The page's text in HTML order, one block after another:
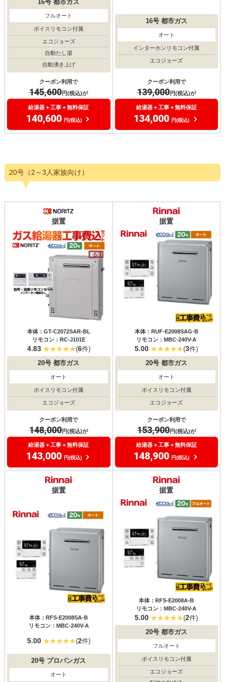
16号 都市ガス
フルオート
ボイスリモコン付属
エコジョーズ
自動たし湯
自動沸き上げ
クーポン利用で
145,600円(税込)が
給湯器＋工事＋無料保証
140,600 円(税込)
16号都市ガス
オート
インターホンリモコン付属
エコジョーズ
クーポン利用で
139,000円(税込)が
給湯器＋工事＋無料保証
134,000 円(税込)
20号（2～3人家族向け）
据置
本体：GT-C2072SAR-BL
リモコン：RC-J101E
4.83 (6件)
20号 都市ガス
オート
ボイスリモコン付属
エコジョーズ
クーポン利用で
148,000円(税込)が
給湯器＋工事＋無料保証
143,000 円(税込)
据置
本体：RUF-E2008SAG-B
リモコン：MBC-240V-A
5.00 (3件)
20号都市ガス
オート
ボイスリモコン付属
エコジョーズ
クーポン利用で
153,900円(税込)が
給湯器＋工事＋無料保証
148,900 円(税込)
据置
本体：RFS-E2008SA-B
リモコン：MBC-240V-A
5.00 (2件)
20号 プロパンガス
オート
据置
本体：RFS-E2008A-B
リモコン：MBC-240V-A
5.00 (2件)
20号都市ガス
フルオート
ボイスリモコン付属
エコジョーズ